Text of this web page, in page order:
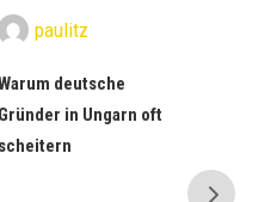
paulitz
deutsche
in Ungarn oft